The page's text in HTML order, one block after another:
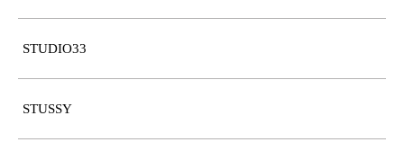
STUDIO33
STUSSY